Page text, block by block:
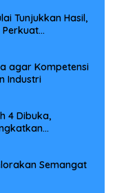
Tunjukkan Hasil,
Perkuat
agar Kompetensi
Industri
4 Dibuka,
Semangat